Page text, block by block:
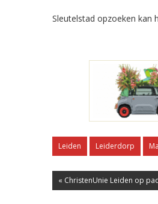
Sleutelstad opzoeken kan
Leiden Leiderdorp
« ChristenUnie Leiden op